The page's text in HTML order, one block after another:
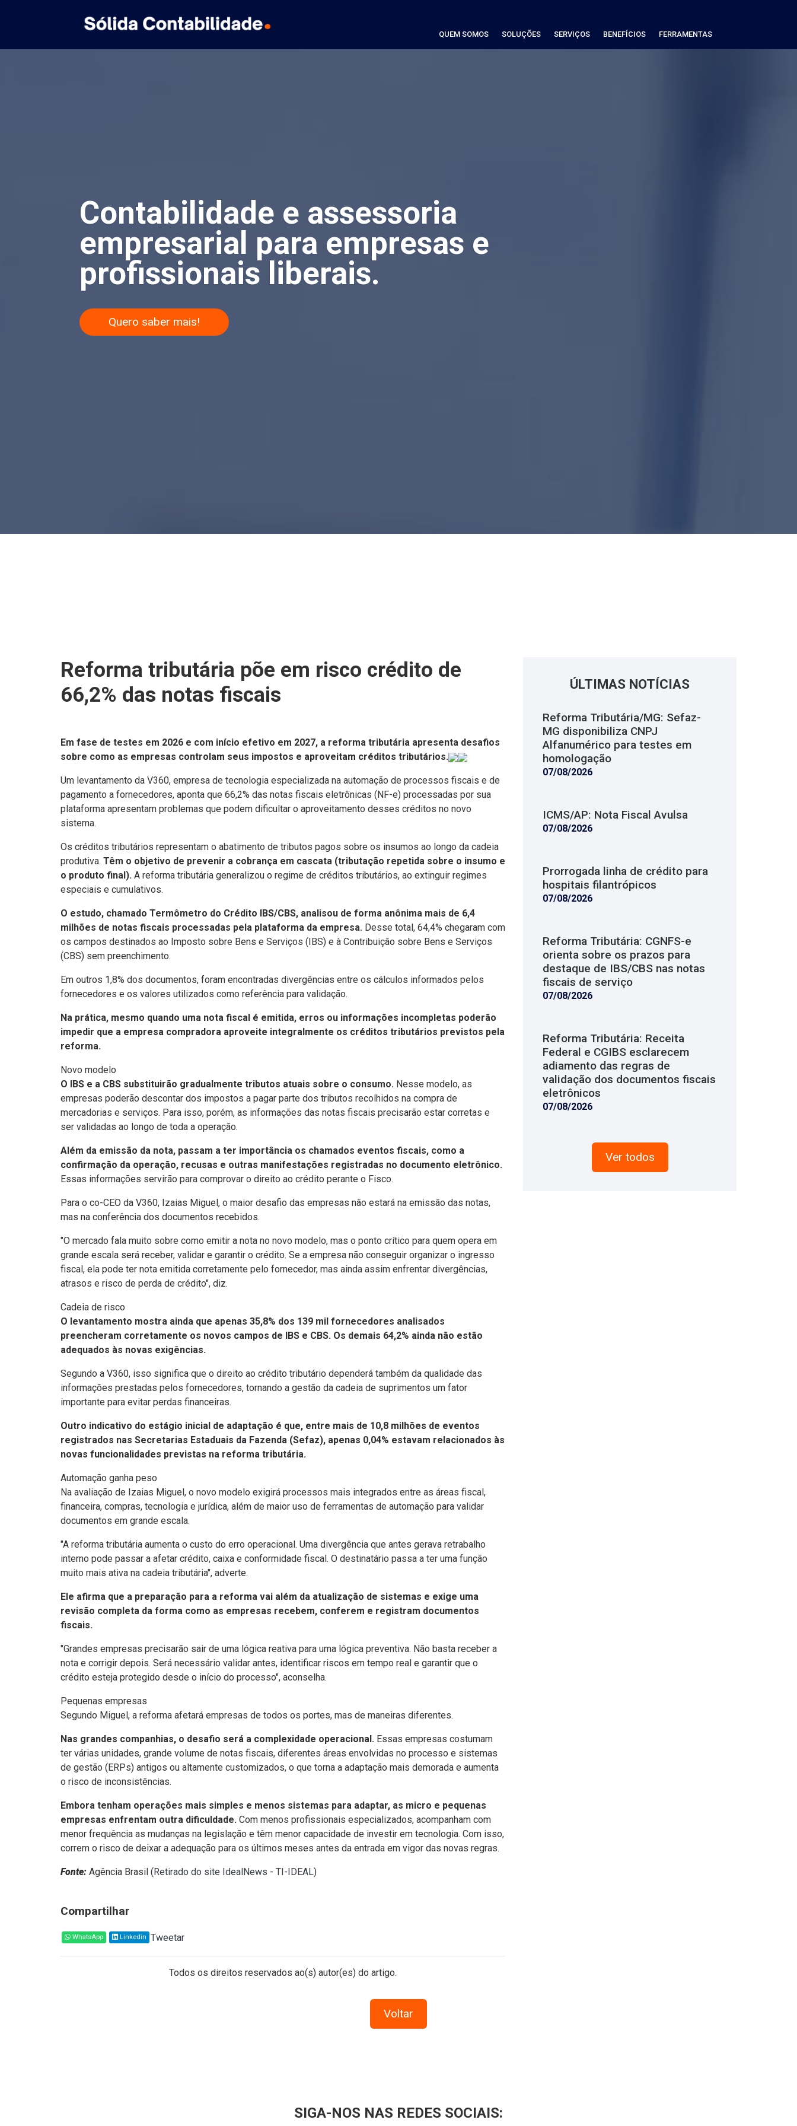
QUEM SOMOS SOLUÇÕES SERVIÇOS BENEFÍCIOS FERRAMENTAS
Contabilidade e assessoria
empresarial para empresas e
profissionais liberais.
Quero saber mais!
Reforma tributária põe em risco crédito de
66,2% das notas fiscais
Em fase de testes em 2026 e com início efetivo em 2027, a reforma tributária apresenta desafios
sobre como as empresas controlam seus impostos e aproveitam créditos tributários.
Um levantamento da V360, empresa de tecnologia especializada na automação de processos fiscais e de
pagamento a fornecedores, aponta que 66,2% das notas fiscais eletrônicas (NF-e) processadas por sua
plataforma apresentam problemas que podem dificultar o aproveitamento desses créditos no novo
sistema.
Os créditos tributários representam o abatimento de tributos pagos sobre os insumos ao longo da cadeia
produtiva. Têm o objetivo de prevenir a cobrança em cascata (tributação repetida sobre o insumo e
o produto final). A reforma tributária generalizou o regime de créditos tributários, ao extinguir regimes
especiais e cumulativos.
O estudo, chamado Termômetro do Crédito IBS/CBS, analisou de forma anônima mais de 6,4
milhões de notas fiscais processadas pela plataforma da empresa. Desse total, 64,4% chegaram com
os campos destinados ao Imposto sobre Bens e Serviços (IBS) e à Contribuição sobre Bens e Serviços
(CBS) sem preenchimento.
Em outros 1,8% dos documentos, foram encontradas divergências entre os cálculos informados pelos
fornecedores e os valores utilizados como referência para validação.
Na prática, mesmo quando uma nota fiscal é emitida, erros ou informações incompletas poderão
impedir que a empresa compradora aproveite integralmente os créditos tributários previstos pela
reforma.
Novo modelo
O IBS e a CBS substituirão gradualmente tributos atuais sobre o consumo. Nesse modelo, as
empresas poderão descontar dos impostos a pagar parte dos tributos recolhidos na compra de
mercadorias e serviços. Para isso, porém, as informações das notas fiscais precisarão estar corretas e
ser validadas ao longo de toda a operação.
Além da emissão da nota, passam a ter importância os chamados eventos fiscais, como a
confirmação da operação, recusas e outras manifestações registradas no documento eletrônico.
Essas informações servirão para comprovar o direito ao crédito perante o Fisco.
Para o co-CEO da V360, Izaias Miguel, o maior desafio das empresas não estará na emissão das notas,
mas na conferência dos documentos recebidos.
"O mercado fala muito sobre como emitir a nota no novo modelo, mas o ponto crítico para quem opera em
grande escala será receber, validar e garantir o crédito. Se a empresa não conseguir organizar o ingresso
fiscal, ela pode ter nota emitida corretamente pelo fornecedor, mas ainda assim enfrentar divergências,
atrasos e risco de perda de crédito", diz.
Cadeia de risco
O levantamento mostra ainda que apenas 35,8% dos 139 mil fornecedores analisados
preencheram corretamente os novos campos de IBS e CBS. Os demais 64,2% ainda não estão
adequados às novas exigências.
Segundo a V360, isso significa que o direito ao crédito tributário dependerá também da qualidade das
informações prestadas pelos fornecedores, tornando a gestão da cadeia de suprimentos um fator
importante para evitar perdas financeiras.
Outro indicativo do estágio inicial de adaptação é que, entre mais de 10,8 milhões de eventos
registrados nas Secretarias Estaduais da Fazenda (Sefaz), apenas 0,04% estavam relacionados às
novas funcionalidades previstas na reforma tributária.
Automação ganha peso
Na avaliação de Izaias Miguel, o novo modelo exigirá processos mais integrados entre as áreas fiscal,
financeira, compras, tecnologia e jurídica, além de maior uso de ferramentas de automação para validar
documentos em grande escala.
"A reforma tributária aumenta o custo do erro operacional. Uma divergência que antes gerava retrabalho
interno pode passar a afetar crédito, caixa e conformidade fiscal. O destinatário passa a ter uma função
muito mais ativa na cadeia tributária", adverte.
Ele afirma que a preparação para a reforma vai além da atualização de sistemas e exige uma
revisão completa da forma como as empresas recebem, conferem e registram documentos
fiscais.
"Grandes empresas precisarão sair de uma lógica reativa para uma lógica preventiva. Não basta receber a
nota e corrigir depois. Será necessário validar antes, identificar riscos em tempo real e garantir que o
crédito esteja protegido desde o início do processo", aconselha.
Pequenas empresas
Segundo Miguel, a reforma afetará empresas de todos os portes, mas de maneiras diferentes.
Nas grandes companhias, o desafio será a complexidade operacional. Essas empresas costumam
ter várias unidades, grande volume de notas fiscais, diferentes áreas envolvidas no processo e sistemas
de gestão (ERPs) antigos ou altamente customizados, o que torna a adaptação mais demorada e aumenta
o risco de inconsistências.
Embora tenham operações mais simples e menos sistemas para adaptar, as micro e pequenas
empresas enfrentam outra dificuldade. Com menos profissionais especializados, acompanham com
menor frequência as mudanças na legislação e têm menor capacidade de investir em tecnologia. Com isso,
correm o risco de deixar a adequação para os últimos meses antes da entrada em vigor das novas regras.
Fonte: Agência Brasil (Retirado do site IdealNews - TI-IDEAL)
Compartilhar
WhatsApp Linkedin Tweetar
Todos os direitos reservados ao(s) autor(es) do artigo.
ÚLTIMAS NOTÍCIAS
Reforma Tributária/MG: Sefaz-
MG disponibiliza CNPJ
Alfanumérico para testes em
homologação
07/08/2026
ICMS/AP: Nota Fiscal Avulsa
07/08/2026
Prorrogada linha de crédito para
hospitais filantrópicos
07/08/2026
Reforma Tributária: CGNFS-e
orienta sobre os prazos para
destaque de IBS/CBS nas notas
fiscais de serviço
07/08/2026
Reforma Tributária: Receita
Federal e CGIBS esclarecem
adiamento das regras de
validação dos documentos fiscais
eletrônicos
07/08/2026
Ver todos
Voltar
SIGA-NOS NAS REDES SOCIAIS: